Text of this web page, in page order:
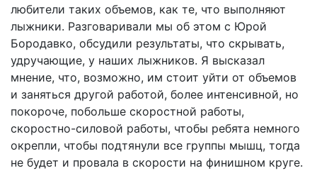
любители таких объемов, как те, что выполняют
лыжники. Разговаривали мы об этом с Юрой
Бородавко, обсудили результаты, что скрывать,
удручающие, у наших лыжников. Я высказал
мнение, что, возможно, им стоит уйти от объемов
и заняться другой работой, более интенсивной, но
покороче, побольше скоростной работы,
скоростно-силовой работы, чтобы ребята немного
окрепли, чтобы подтянули все группы мышц, тогда
не будет и провала в скорости на финишном круге.